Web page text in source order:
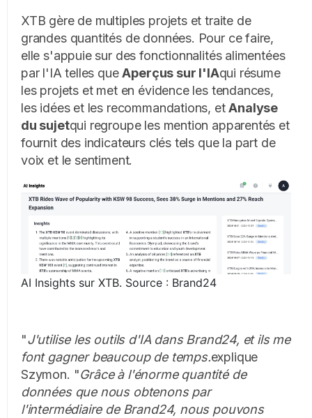
XTB gère de multiples projets et traite de
grandes quantités de données. Pour ce faire,
elle s'appuie sur des fonctionnalités alimentées
par l'IA telles queAperçus sur l'IAqui résume
les projets et met en évidence les tendances,
les idées et les recommandations, etAnalyse
du sujetqui regroupe les mention apparentés et
fournit des indicateurs clés tels que la part de
voix et le sentiment.
AI Insights sur XTB. Source : Brand24
"J'utilise les outils d'IA dans Brand24, et ils me
font gagner beaucoup de temps.explique
Szymon. "Grâce à l'énorme quantité de
données que nous obtenons par
l'intermédiaire de Brand24, nous pouvons